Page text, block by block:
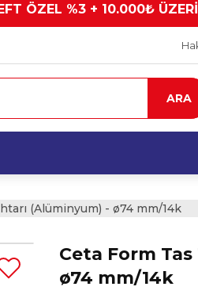
ÖZEL %3 + 10.000₺
ARA
(Alüminyum) - ø74 mm/14k
Ceta Form
ø74 mm/14k